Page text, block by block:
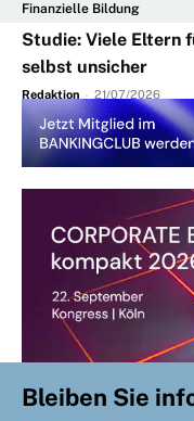
Finanzielle Bildung
Studie: Viele Eltern
selbst unsicher
Redaktion - 21/07/2026
Bleiben Sie